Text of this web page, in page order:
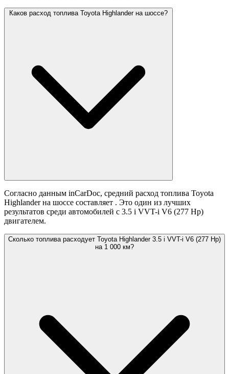
Каков расход топлива Toyota Highlander на шоссе?
Согласно данным inCarDoc, средний расход топлива Toyota
Highlander на шоссе составляет . Это один из лучших
результатов среди автомобилей с 3.5 i VVT-i V6 (277 Hp)
двигателем.
Сколько топлива расходует Toyota Highlander 3.5 i VVT-i V6 (277 Hp)
на 1 000 км?